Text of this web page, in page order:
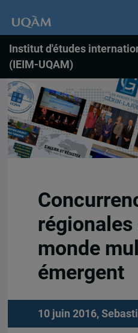
Institut d'études
(IEIM-UQAM)
régionales
monde
émergent
10 juin 2016,